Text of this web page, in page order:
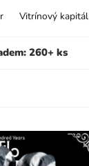
260+ ks
Vitrínový kapitál